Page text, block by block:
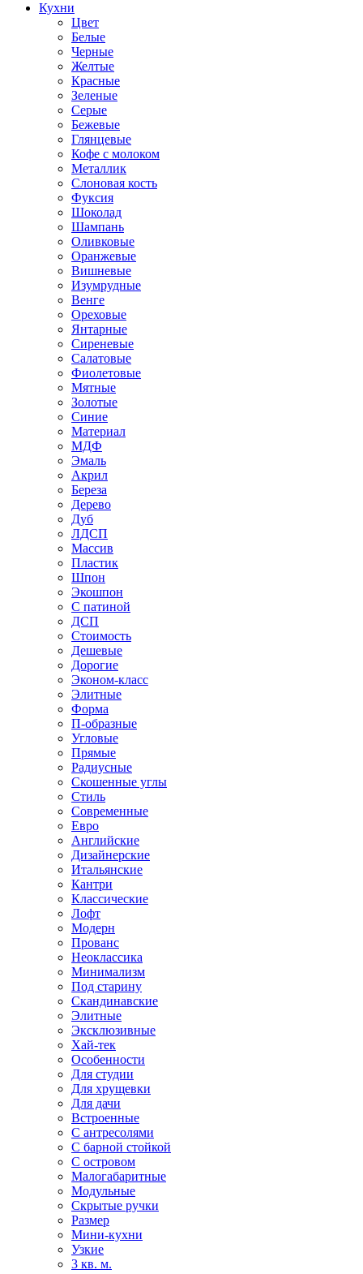
Кухни
Цвет
Белые
Черные
Желтые
Красные
Зеленые
Серые
Бежевые
Глянцевые
Кофе с молоком
Металлик
Слоновая кость
Фуксия
Шоколад
Шампань
Оливковые
Оранжевые
Вишневые
Изумрудные
Венге
Ореховые
Янтарные
Сиреневые
Салатовые
Фиолетовые
Мятные
Золотые
Синие
Материал
МДФ
Эмаль
Акрил
Береза
Дерево
Дуб
ЛДСП
Массив
Пластик
Шпон
Экошпон
С патиной
ДСП
Стоимость
Дешевые
Дорогие
Эконом-класс
Элитные
Форма
П-образные
Угловые
Прямые
Радиусные
Скошенные углы
Стиль
Современные
Евро
Английские
Дизайнерские
Итальянские
Кантри
Классические
Лофт
Модерн
Прованс
Неоклассика
Минимализм
Под старину
Скандинавские
Элитные
Эксклюзивные
Хай-тек
Особенности
Для студии
Для хрущевки
Для дачи
Встроенные
С антресолями
С барной стойкой
С островом
Малогабаритные
Модульные
Скрытые ручки
Размер
Мини-кухни
Узкие
3 кв. м.